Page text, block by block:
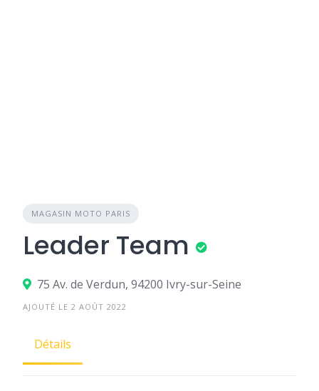
MAGASIN MOTO PARIS
Leader Team
75 Av. de Verdun, 94200 Ivry-sur-Seine
AJOUTÉ LE 2 AOÛT 2022
Détails